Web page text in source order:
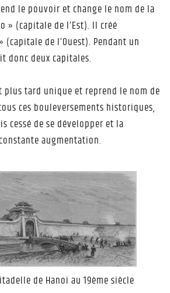
le pouvoir et change le nom de la
» (capitale de l’Est). Il créé
(capitale de l’Ouest). Pendant un
donc deux capitales.
plus tard unique et reprend le nom de
ces bouleversements historiques,
cessé de se développer et la
augmentation.
de Hanoi au 19ème siècle